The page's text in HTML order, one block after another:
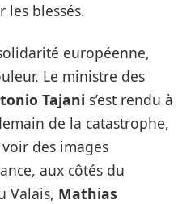
les blessés.
européenne,
Le ministre des
Tajani s’est rendu à
de la catastrophe,
des images
aux côtés du
Valais, Mathias